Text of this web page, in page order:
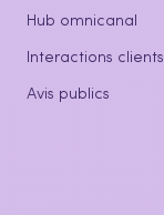
Hub omnicanal
Interactions clients
Avis publics